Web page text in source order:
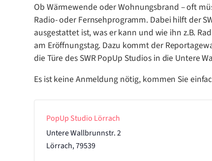
Ob Wärmewende oder Wohnungsbrand – oft
Radio- oder Fernsehprogramm. Dabei hilft der
ausgestattet ist, was er kann und wie ihn z.B.
am Eröffnungstag. Dazu kommt der
die Türe des SWR PopUp Studios in die Untere
Es ist keine Anmeldung nötig, kommen Sie
PopUp Studio Lörrach
Untere Wallbrunnstr. 2
Lörrach,79539